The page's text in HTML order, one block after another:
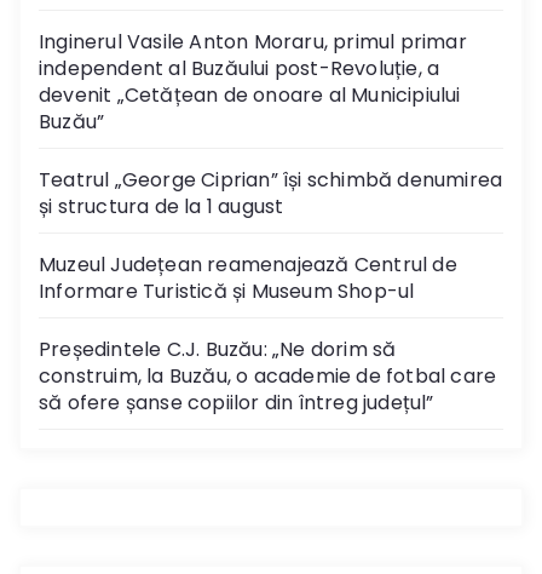
Inginerul Vasile Anton Moraru, primul primar
independent al Buzăului post-Revoluție, a
devenit „Cetățean de onoare al Municipiului
Buzău”
Teatrul „George Ciprian” își schimbă denumirea
și structura de la 1 august
Muzeul Județean reamenajează Centrul de
Informare Turistică și Museum Shop-ul
Președintele C.J. Buzău: „Ne dorim să
construim, la Buzău, o academie de fotbal care
să ofere șanse copiilor din întreg județul”